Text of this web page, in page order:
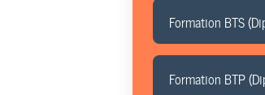
Formation BTS
Formation BTP